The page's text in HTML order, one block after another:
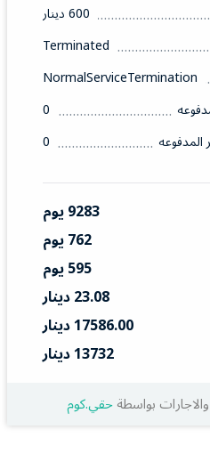
600 دينار
Terminated
NormalServiceTermination
0
المدفوعه
0
9283 يوم
762 يوم
595 يوم
23.08 دينار
17586.00 دينار
13732 دينار
بواسطةحقي.كوم